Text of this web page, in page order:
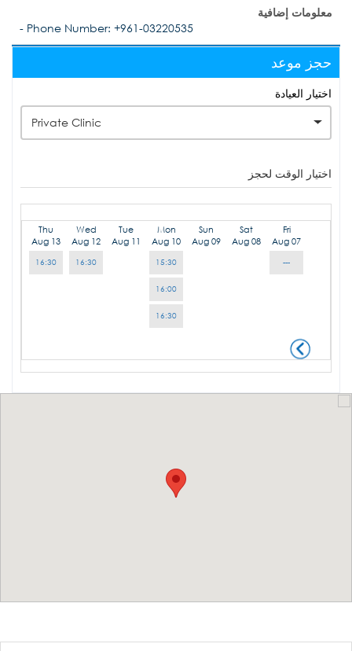
معلومات إضافية
- Phone Number: +961-03220535
حجز موعد
اختيار العيادة
Private Clinic
اختيار الوقت لحجز
Fri
Aug 07
---
Sat
Aug 08
Sun
Aug 09
Mon
Aug 10
15:30
16:00
16:30
Tue
Aug 11
Wed
Aug 12
16:30
Thu
Aug 13
16:30